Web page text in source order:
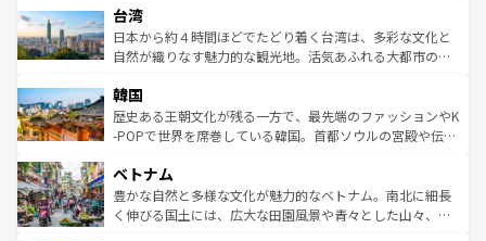
情報は
人々、おいしいローカルフードやハワイアンミュージッ
ク、伝統的なフラダンスなど、すべてがハワイの魅力を彩
っている。訪れるたびに新しい発見と感動が待っているハ
はコンテンツ一覧
リアリーフや大陸中央部にそびえるウルル（エアーズロッ
ク）、タスマニアの美しい原生林やケアンズの熱帯雨林な
ど、見どころがたくさん。また、カフェやワイン、オージ
いる。アクティビティも充実しており、サーフィンやダイ
ビング、ハイキングなど、アウトドア好きにはたまらな
い。オーストラリアの多彩な魅力を存分に味わいつくそ
参照してほしい。
台湾
日本から約４時間ほどでたどり着く台湾は、多彩な文化と
自然が織りなす魅力的な観光地。活気あふれる大都市の台
ン）、静ひつな山岳地帯である台湾東部など、都市の喧騒
と山間の静けさが共存しており、訪れる人に新しい発見と
驚きをもたらしてくれる。また、奥深い台湾の食文化も魅
容にもいいと評判のスイーツなど、バラエティ豊かな料理
が味わえる。 なお、新着の台湾情報は コンテンツ一覧を参
照してほしい。
韓国
歴史ある王朝文化が残る一方で、最先端のファッションやK
-POPで世界を席巻している韓国。首都ソウルの宮殿や伝統
き、地方に足を延ばせば四季折々の自然美を楽しむことが
できる。そして、キムチや焼肉、絶品のストリートフード
まで、さまざまな韓国料理が待っている。夜には、韓国な
ベトナム
豊かな自然と多様な文化が魅力的なベトナム。南北に細長
く伸びる国土には、広大な田園風景や青々とした山々、世